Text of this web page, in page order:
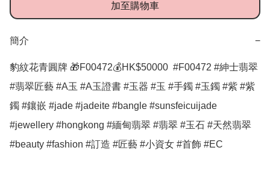
加至購物車
簡介 −
豹紋花青圓牌 🎁F00472💰HK$50000  #F00472 #紳士翡翠
#翡翠匠藝 #A玉 #A玉證書 #玉器 #玉 #手鐲 #玉鐲 #紫 #紫
鐲 #鑲嵌 #jade #jadeite #bangle #sunsfeicuijade
#jewellery #hongkong #緬甸翡翠 #翡翠 #玉石 #天然翡翠
#beauty #fashion #訂造 #匠藝 #小資女 #首飾 #EC